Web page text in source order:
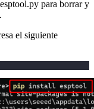
para borrar y
el siguiente